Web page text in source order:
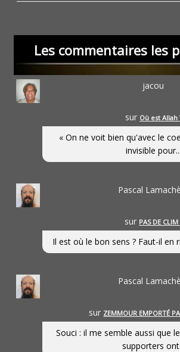
Les commentaires les
jacou
sur Où est Allah
« On ne voit bien qu'avec le
invisible pour...
Pascal
sur PAS DE CLIM
Il est où le bon sens ? Faut-il en
Pascal
sur ZEMMOUR EMPORTÉ
Souci : il me semble aussi que
supporters